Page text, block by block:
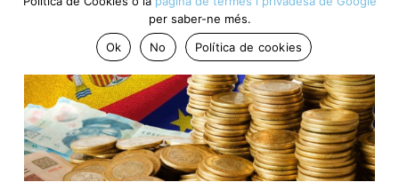
per saber-ne més.
Ok
No Política de cookies